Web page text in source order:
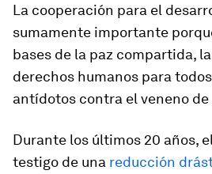
La cooperación para el
sumamente importante
bases de la paz compartida,
derechos humanos para
antídotos contra el veneno
Durante los últimos 20 años,
testigo de una reducción